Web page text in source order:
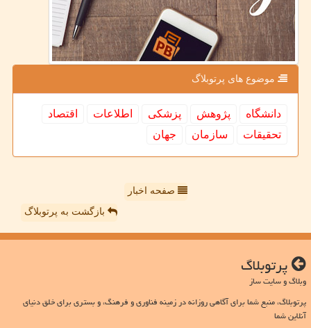
موضوع های پرتوبلاگ
دانشگاه پژوهش پزشكی اطلاعات
اقتصاد
تحقیقات
سازمان جهان
صفحه اخبار
بازگشت به پرتوبلاگ
پرتوبلاگ
وبلاگ و سایت ساز
پرتوبلاگ، منبع شما برای آگاهی روزانه در زمینه فناوری و فرهنگ، و بستری برای خلق دنیای
آنلاین شما